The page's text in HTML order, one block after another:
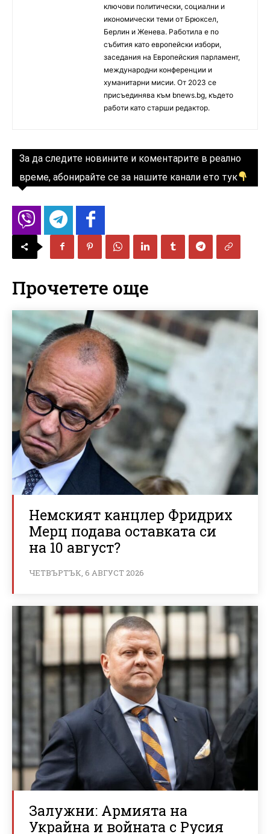
ключови политически, социални и
икономически теми от Брюксел,
Берлин и Женева. Работила е по
събития като европейски избори,
заседания на Европейския парламент,
международни конференции и
хуманитарни мисии. От 2023 се
присъединява към bnews.bg, където
работи като старши редактор.
За да следите новините и коментарите в реално
време, абонирайте се за нашите канали ето тук
Прочетете още
Немският канцлер Фридрих
Мерц подава оставката си
на 10 август?
ЧЕТВЪРТЪК, 6 АВГУСТ 2026
Залужни: Армията на
Украйна и войната с Русия